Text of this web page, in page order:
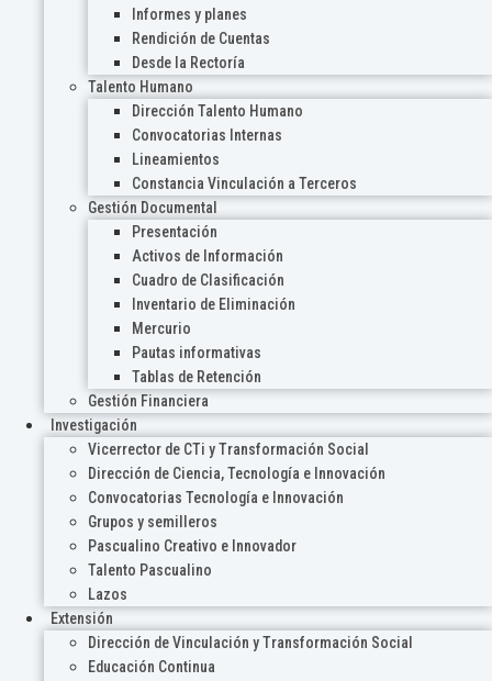
Informes y planes
Rendición de Cuentas
Desde la Rectoría
Talento Humano
Dirección Talento Humano
Convocatorias Internas
Lineamientos
Constancia Vinculación a Terceros
Gestión Documental
Presentación
Activos de Información
Cuadro de Clasificación
Inventario de Eliminación
Mercurio
Pautas informativas
Tablas de Retención
Gestión Financiera
Investigación
Vicerrector de CTi y Transformación Social
Dirección de Ciencia, Tecnología e Innovación
Convocatorias Tecnología e Innovación
Grupos y semilleros
Pascualino Creativo e Innovador
Talento Pascualino
Lazos
Extensión
Dirección de Vinculación y Transformación Social
Educación Continua